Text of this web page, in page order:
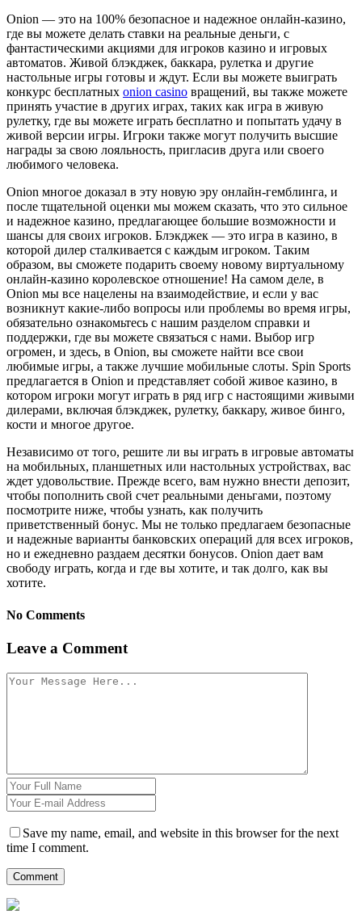
Onion — это на 100% безопасное и надежное онлайн-казино,
где вы можете делать ставки на реальные деньги, с
фантастическими акциями для игроков казино и игровых
автоматов. Живой блэкджек, баккара, рулетка и другие
настольные игры готовы и ждут. Если вы можете выиграть
конкурс бесплатных onion casino вращений, вы также можете
принять участие в других играх, таких как игра в живую
рулетку, где вы можете играть бесплатно и попытать удачу в
живой версии игры. Игроки также могут получить высшие
награды за свою лояльность, пригласив друга или своего
любимого человека.
Onion многое доказал в эту новую эру онлайн-гемблинга, и
после тщательной оценки мы можем сказать, что это сильное
и надежное казино, предлагающее большие возможности и
шансы для своих игроков. Блэкджек — это игра в казино, в
которой дилер сталкивается с каждым игроком. Таким
образом, вы сможете подарить своему новому виртуальному
онлайн-казино королевское отношение! На самом деле, в
Onion мы все нацелены на взаимодействие, и если у вас
возникнут какие-либо вопросы или проблемы во время игры,
обязательно ознакомьтесь с нашим разделом справки и
поддержки, где вы можете связаться с нами. Выбор игр
огромен, и здесь, в Onion, вы сможете найти все свои
любимые игры, а также лучшие мобильные слоты. Spin Sports
предлагается в Onion и представляет собой живое казино, в
котором игроки могут играть в ряд игр с настоящими живыми
дилерами, включая блэкджек, рулетку, баккару, живое бинго,
кости и многое другое.
Независимо от того, решите ли вы играть в игровые автоматы
на мобильных, планшетных или настольных устройствах, вас
ждет удовольствие. Прежде всего, вам нужно внести депозит,
чтобы пополнить свой счет реальными деньгами, поэтому
посмотрите ниже, чтобы узнать, как получить
приветственный бонус. Мы не только предлагаем безопасные
и надежные варианты банковских операций для всех игроков,
но и ежедневно раздаем десятки бонусов. Onion дает вам
свободу играть, когда и где вы хотите, и так долго, как вы
хотите.
No Comments
Leave a Comment
Save my name, email, and website in this browser for the next
time I comment.